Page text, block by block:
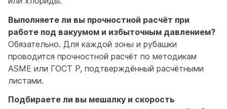
Выполняете ли вы прочностной расчёт при
работе под вакуумом и избыточным давлением?
Обязательно. Для каждой зоны и рубашки
проводится прочностной расчёт по методикам
ASME или ГОСТ Р, подтверждённый расчётными
листами.
Подбираете ли вы мешалку и скорость